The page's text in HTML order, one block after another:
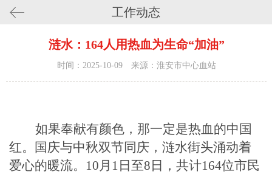
工作动态
涟水：164人用热血为生命“加油”
时间：2025-10-09 来源：淮安市中心血站
如果奉献有颜色，那一定是热血的中国
红。国庆与中秋双节同庆，涟水街头涌动着
爱心的暖流。 10月1日至8日，共计164位市民